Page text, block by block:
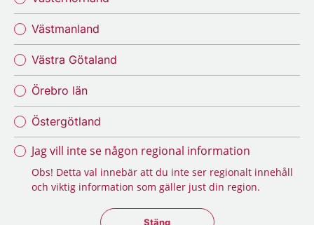
Västmanland
Västra Götaland
Örebro län
Östergötland
Jag vill inte se någon regional information
Obs! Detta val innebär att du inte ser regionalt innehåll
och viktig information som gäller just din region.
Stäng regionsväljaren
Stäng